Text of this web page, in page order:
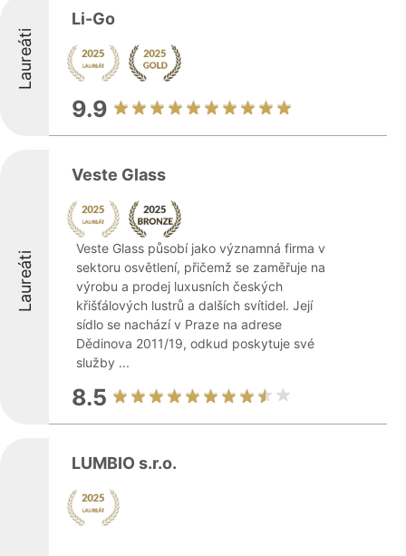
Laureáti
Li-Go
9.9
Laureáti
Veste Glass
Veste Glass působí jako významná firma v
sektoru osvětlení, přičemž se zaměřuje na
výrobu a prodej luxusních českých
křišťálových lustrů a dalších svítidel. Její
sídlo se nachází v Praze na adrese
Dědinova 2011/19, odkud poskytuje své
služby ...
8.5
LUMBIO s.r.o.